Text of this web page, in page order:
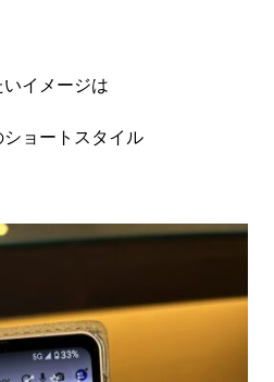
いイメージは
ショートスタイル